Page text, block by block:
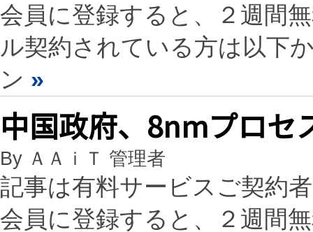
会員に登録すると、２週間
ル契約されている方は以下
ン »
中国政府、8nmプロセ
By ＡＡｉＴ 管理者
記事は有料サービスご契約
会員に登録すると、２週間